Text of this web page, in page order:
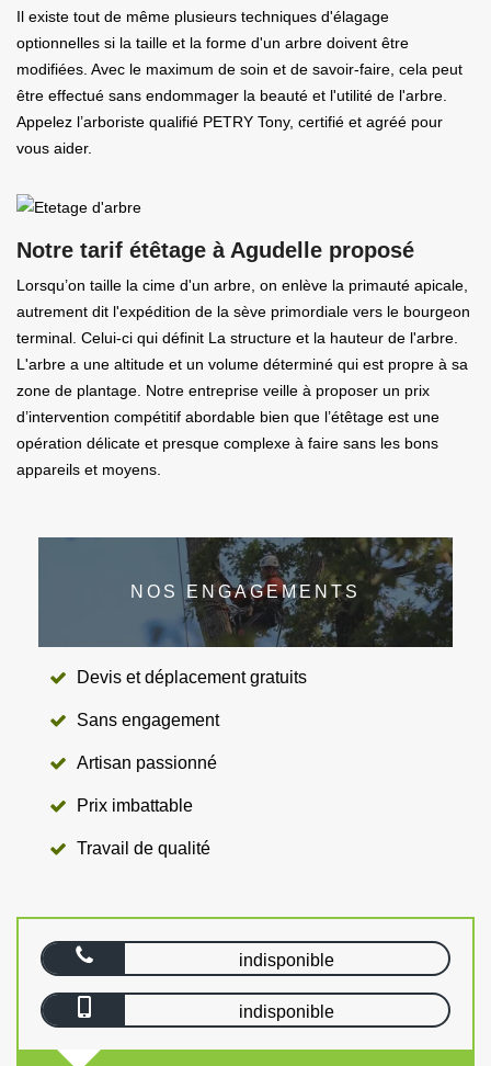
Il existe tout de même plusieurs techniques d'élagage
optionnelles si la taille et la forme d'un arbre doivent être
modifiées. Avec le maximum de soin et de savoir-faire, cela peut
être effectué sans endommager la beauté et l'utilité de l'arbre.
Appelez l’arboriste qualifié PETRY Tony, certifié et agréé pour
vous aider.
Notre tarif étêtage à Agudelle proposé
Lorsqu’on taille la cime d'un arbre, on enlève la primauté apicale,
autrement dit l'expédition de la sève primordiale vers le bourgeon
terminal. Celui-ci qui définit La structure et la hauteur de l'arbre.
L'arbre a une altitude et un volume déterminé qui est propre à sa
zone de plantage. Notre entreprise veille à proposer un prix
d’intervention compétitif abordable bien que l’étêtage est une
opération délicate et presque complexe à faire sans les bons
appareils et moyens.
NOS ENGAGEMENTS
Devis et déplacement gratuits
Sans engagement
Artisan passionné
Prix imbattable
Travail de qualité
indisponible
indisponible